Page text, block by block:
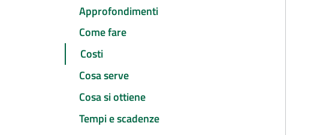
Approfondimenti
Come fare
Costi
Cosa serve
Cosa si ottiene
Tempi e scadenze